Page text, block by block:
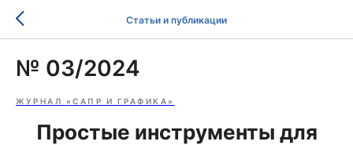
Статьи и публикации
№ 03/2024
ЖУРНАЛ «САПР И ГРАФИКА»
Простые инструменты для